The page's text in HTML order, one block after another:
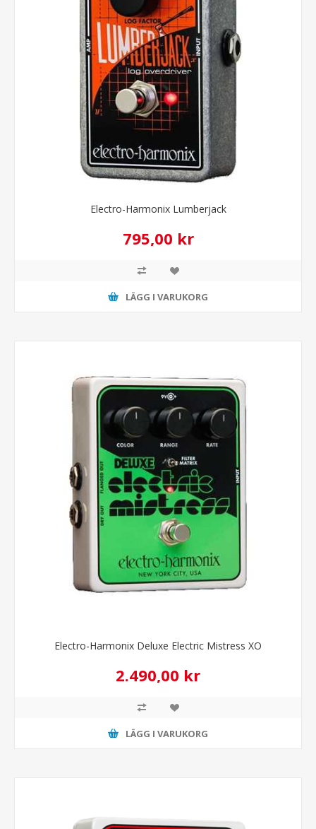
Electro-Harmonix Lumberjack
795,00 kr
LÄGG I VARUKORG
Electro-Harmonix Deluxe Electric Mistress XO
2.490,00 kr
LÄGG I VARUKORG